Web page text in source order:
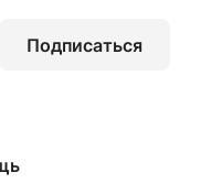
Подписаться